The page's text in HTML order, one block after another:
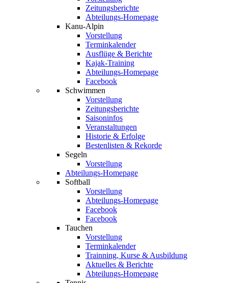
Zeitungsberichte
Abteilungs-Homepage
Kanu-Alpin
Vorstellung
Terminkalender
Ausflüge & Berichte
Kajak-Training
Abteilungs-Homepage
Facebook
Schwimmen
Vorstellung
Zeitungsberichte
Saisoninfos
Veranstaltungen
Historie & Erfolge
Bestenlisten & Rekorde
Segeln
Vorstellung
Abteilungs-Homepage
Softball
Vorstellung
Abteilungs-Homepage
Facebook
Facebook
Tauchen
Vorstellung
Terminkalender
Trainning, Kurse & Ausbildung
Aktuelles & Berichte
Abteilungs-Homepage